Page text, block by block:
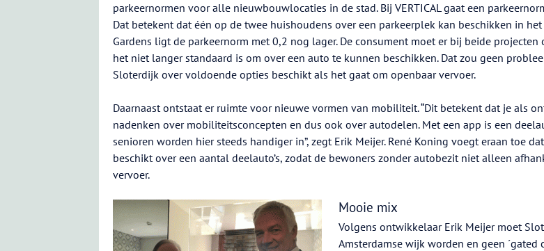
parkeernormen voor alle nieuwbouwlocaties in de stad. Bij VERTICAL gaat een
Dat betekent dat één op de twee huishoudens over een parkeerplek kan beschikken in
Gardens ligt de parkeernorm met 0,2 nog lager. De consument moet er bij beide
het niet langer standaard is om over een auto te kunnen beschikken. Dat zou geen
Sloterdijk over voldoende opties beschikt als het gaat om openbaar vervoer.
Daarnaast ontstaat er ruimte voor nieuwe vormen van mobiliteit. “Dit betekent dat je als
nadenken over mobiliteitsconcepten en dus ook over autodelen. Met een app is een
senioren worden hier steeds handiger in”, zegt Erik Meijer. René Koning voegt eraan toe dat
beschikt over een aantal deelauto’s, zodat de bewoners zonder autobezit niet alleen
vervoer.
Mooie mix
Volgens ontwikkelaar Erik Meijer moet
Amsterdamse wijk worden en geen ´gated